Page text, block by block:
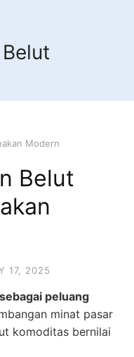
Modern
Belut
17, 2025
peluang
minat pasar
komoditas bernilai